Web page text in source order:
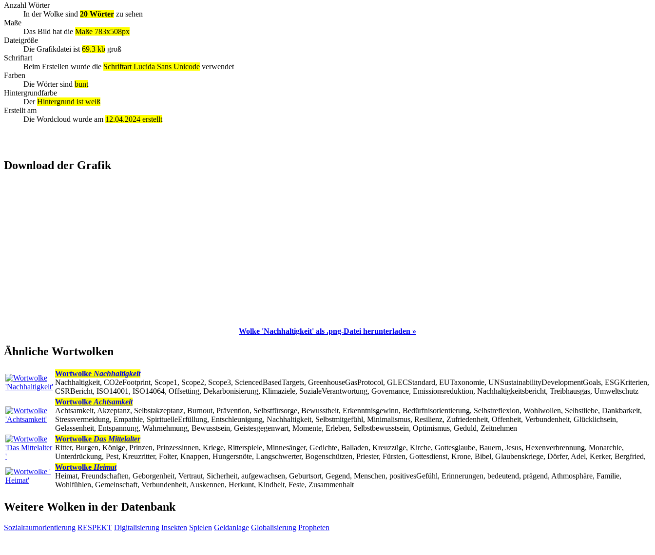
Anzahl Wörter
In der Wolke sind 20 Wörter zu sehen
Maße
Das Bild hat die Maße 783x508px
Dateigröße
Die Grafikdatei ist 69.3 kb groß
Schriftart
Beim Erstellen wurde die Schriftart Lucida Sans Unicode verwendet
Farben
Die Wörter sind bunt
Hintergrundfarbe
DerHintergrund ist weiß
Erstellt am
Die Wordcloud wurde am 12.04.2024 erstellt
Download der Grafik
Wolke 'Nachhaltigkeit' als .png-Datei herunterladen »
Ähnliche Wortwolken
Wortwolke Nachhaltigkeit
Nachhaltigkeit, CO2eFootprint, Scope1, Scope2, Scope3, SciencedBasedTargets, GreenhouseGasProtocol, GLECStandard, EUTaxonomie, UNSustainabilityDevelopmentGoals, ESGKriterien,
CSRBericht, ISO14001, ISO14064, Offsetting, Dekarbonisierung, Klimaziele, SozialeVerantwortung, Governance, Emissionsreduktion, Nachhaltigkeitsbericht, Treibhausgas, Umweltschutz
Wortwolke Achtsamkeit
Achtsamkeit, Akzeptanz, Selbstakzeptanz, Burnout, Prävention, Selbstfürsorge, Bewusstheit, Erkenntnisgewinn, Bedürfnisorientierung, Selbstreflexion, Wohlwollen, Selbstliebe, Dankbarkeit,
Stressvermeidung, Empathie, SpirituelleErfüllung, Entschleunigung, Nachhaltigkeit, Selbstmitgefühl, Minimalismus, Resilienz, Zufriedenheit, Offenheit, Verbundenheit, Glücklichsein,
Gelassenheit, Entspannung, Wahrnehmung, Bewusstsein, Geistesgegenwart, Momente, Erleben, Selbstbewusstsein, Optimismus, Geduld, Zeitnehmen
Wortwolke Das Mittelalter
Ritter, Burgen, Könige, Prinzen, Prinzessinnen, Kriege, Ritterspiele, Minnesänger, Gedichte, Balladen, Kreuzzüge, Kirche, Gottesglaube, Bauern, Jesus, Hexenverbrennung, Monarchie,
Unterdrückung, Pest, Kreuzritter, Folter, Knappen, Hungersnöte, Langschwerter, Bogenschützen, Priester, Fürsten, Gottesdienst, Krone, Bibel, Glaubenskriege, Dörfer, Adel, Kerker, Bergfried,
Wortwolke Heimat
Heimat, Freundschaften, Geborgenheit, Vertraut, Sicherheit, aufgewachsen, Geburtsort, Gegend, Menschen, positivesGefühl, Erinnerungen, bedeutend, prägend, Athmosphäre, Familie,
Wohlfühlen, Gemeinschaft, Verbundenheit, Auskennen, Herkunt, Kindheit, Feste, Zusammenhalt
Weitere Wolken in der Datenbank
Sozialraumorientierung RESPEKT Digitalisierung Insekten Spielen Geldanlage Globalisierung Propheten